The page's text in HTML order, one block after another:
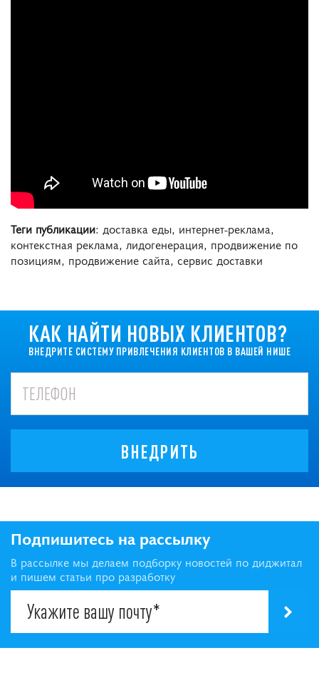
Теги публикации: доставка еды, интернет-реклама,
контекстная реклама, лидогенерация, продвижение по
позициям, продвижение сайта, сервис доставки
КАК НАЙТИ НОВЫХ КЛИЕНТОВ?
ВНЕДРИТЕ СИСТЕМУ ПРИВЛЕЧЕНИЯ КЛИЕНТОВ В ВАШЕЙ НИШЕ
ВНЕДРИТЬ
Подпишитесь на рассылку
В рассылке мы делаем подборку новостей по диджитал
и пишем статьи про разработку